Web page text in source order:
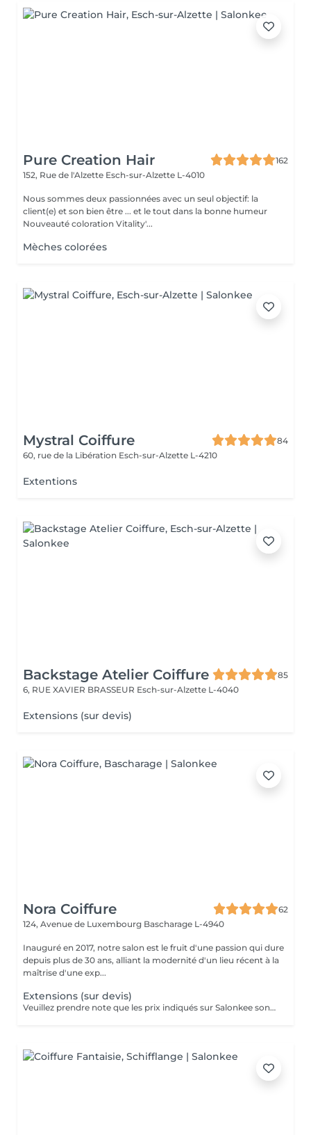
Pure Creation Hair
162
152, Rue de l'Alzette Esch-sur-Alzette L-4010
Nous sommes deux passionnées avec un seul objectif: la
client(e) et son bien être ... et le tout dans la bonne humeur
Nouveauté coloration Vitality'...
Mèches colorées
Mystral Coiffure
84
60, rue de la Libération Esch-sur-Alzette L-4210
Extentions
Backstage Atelier Coiffure
85
6, RUE XAVIER BRASSEUR Esch-sur-Alzette L-4040
Extensions (sur devis)
Nora Coiffure
62
124, Avenue de Luxembourg Bascharage L-4940
Inauguré en 2017, notre salon est le fruit d'une passion qui dure
depuis plus de 30 ans, alliant la modernité d'un lieu récent à la
maîtrise d'une exp...
Extensions (sur devis)
Veuillez prendre note que les prix indiqués sur Salonkee sont communiqués à titre informatif et s'entendent de base. Ces derniers sont susceptibles de varier selon le diagnostic réalisé à votre arrivée au salon et l'expertise du professionnel à qui vous confiez votre beauté. Dans tous les cas, un devis précis vous sera proposé et toutes réalisations de prestations seront effectuées avec votre accord. Un grand merci d'avance pour votre compréhension. Au plaisir de vous revoir très vite.